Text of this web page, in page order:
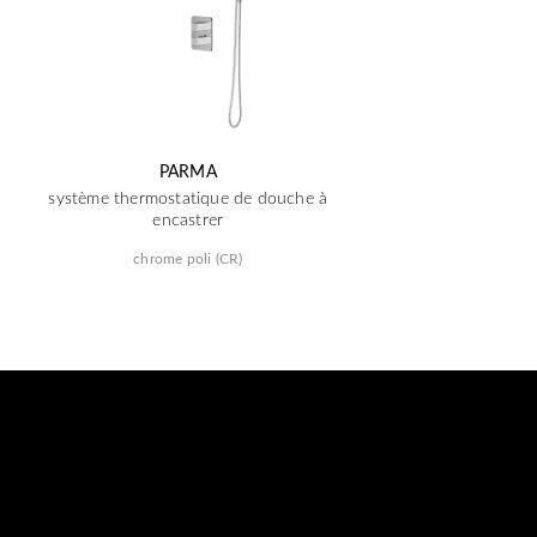
PARMA
système thermostatique de douche à
encastrer
chrome poli (CR)